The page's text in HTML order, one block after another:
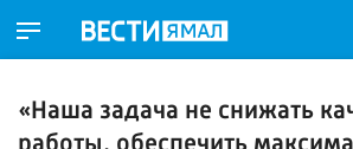
«Наша задача не снижать